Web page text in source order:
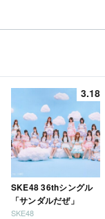
3.18
SKE48 36thシングル
「サンダルだぜ」
SKE48